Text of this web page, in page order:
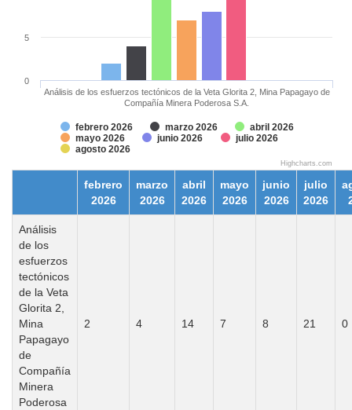
febrero 2026 marzo 2026
abril 2026
mayo 2026
junio 2026
julio 2026
agosto 2026
Análisis de los esfuerzos tectónicos de la Veta Glorita 2, Mina Papagayo de
Compañía Minera Poderosa S.A.
0
5
Highcharts.com
febrero
2026
marzo
2026
abril
2026
mayo
2026
junio
2026
julio
2026
Análisis
de los
esfuerzos
tectónicos
de la Veta
Glorita 2,
Mina
Papagayo
de
Compañía
Minera
Poderosa
2 4 14 7 8 21 0